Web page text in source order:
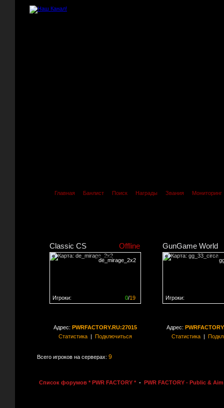
Главная Банлист Поиск Награды Звания Мониторинг
Classic CS Offline
de_mirage_2x2
0/19
Игроки:
GunGame World
Игроки:
Адрес: PWRFACTORY.RU:27015
Статистика| Подключиться
Адрес:
Статистика|
Всего игроков на серверах: 9
Список форумов * PWR FACTORY * - PWR FACTORY - Public &